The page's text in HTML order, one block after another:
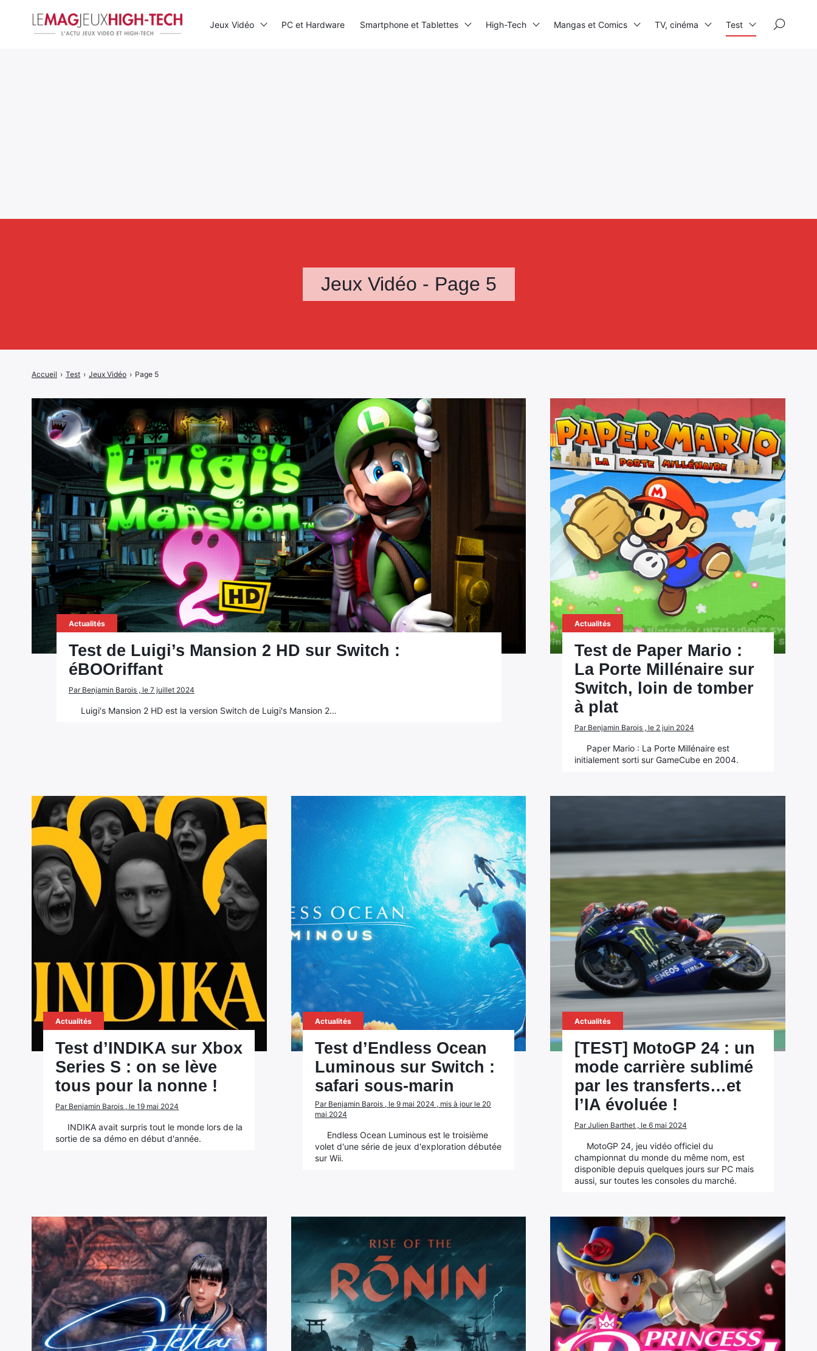
Jeux Vidéo - Page 5
Accueil › Test › Jeux Vidéo › Page 5
Actualités
Test de Luigi’s Mansion 2 HD sur Switch :
éBOOriffant
Par Benjamin Barois , le 7 juillet 2024
Luigi's Mansion 2 HD est la version Switch de Luigi's Mansion 2…
Actualités
Test de Paper Mario :
La Porte Millénaire sur
Switch, loin de tomber
à plat
Par Benjamin Barois , le 2 juin 2024
Paper Mario : La Porte Millénaire est
initialement sorti sur GameCube en 2004.
Actualités
Test d’INDIKA sur Xbox
Series S : on se lève
tous pour la nonne !
Par Benjamin Barois , le 19 mai 2024
INDIKA avait surpris tout le monde lors de la
sortie de sa démo en début d'année.
Actualités
Test d’Endless Ocean
Luminous sur Switch :
safari sous-marin
Par Benjamin Barois , le 9 mai 2024 , mis à jour le 20
mai 2024
Endless Ocean Luminous est le troisième
volet d'une série de jeux d'exploration débutée
sur Wii.
Actualités
[TEST] MotoGP 24 : un
mode carrière sublimé
par les transferts…et
l’IA évoluée !
Par Julien Barthet , le 6 mai 2024
MotoGP 24, jeu vidéo officiel du
championnat du monde du même nom, est
disponible depuis quelques jours sur PC mais
aussi, sur toutes les consoles du marché.
Jeux Vidéo PC et Hardware Smartphone et Tablettes High-Tech Mangas et Comics TV, cinéma Test